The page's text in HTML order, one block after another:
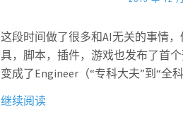
这段时间做了很多和AI无关的事情
具，脚本，插件，游戏也发布了首
变成了Engineer（“专科大夫”到“
继续阅读